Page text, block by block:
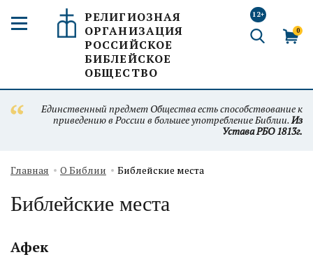
РЕЛИГИОЗНАЯ
ОРГАНИЗАЦИЯ
РОССИЙСКОЕ
БИБЛЕЙСКОЕ
ОБЩЕСТВО
12+
0
Единственный предмет Общества есть способствование к
приведению в России в большее употребление Библии.Из
Устава РБО 1813г.
Главная О Библии Библейские места
Библейские места
Афек